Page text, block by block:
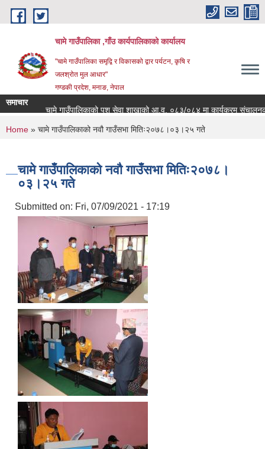
Skip to main content
चामे गाउँपालिका ,गाँउ कार्यपालिकाको कार्यालय
"चामे गाउँपालिका समृद्वि र विकासको द्वार पर्यटन, कृषि र
जलश्रोत मुल आधार"
गण्डकी प्रदेश, मनाङ, नेपाल
समाचार
चामे गाउँपालिकाको पशु सेवा शाखाको आ.व. ०८३/०८४ मा कार्यक्रम संचालनको
You are here
Home » चामे गाउँपालिकाको नवौ गाउँसभा मितिः२०७८।०३।२५ गते
चामे गाउँपालिकाको नवौ गाउँसभा मितिः२०७८।
०३।२५ गते
Submitted on: Fri, 07/09/2021 - 17:19